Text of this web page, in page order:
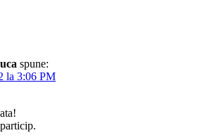
spune:
la 3:06 PM